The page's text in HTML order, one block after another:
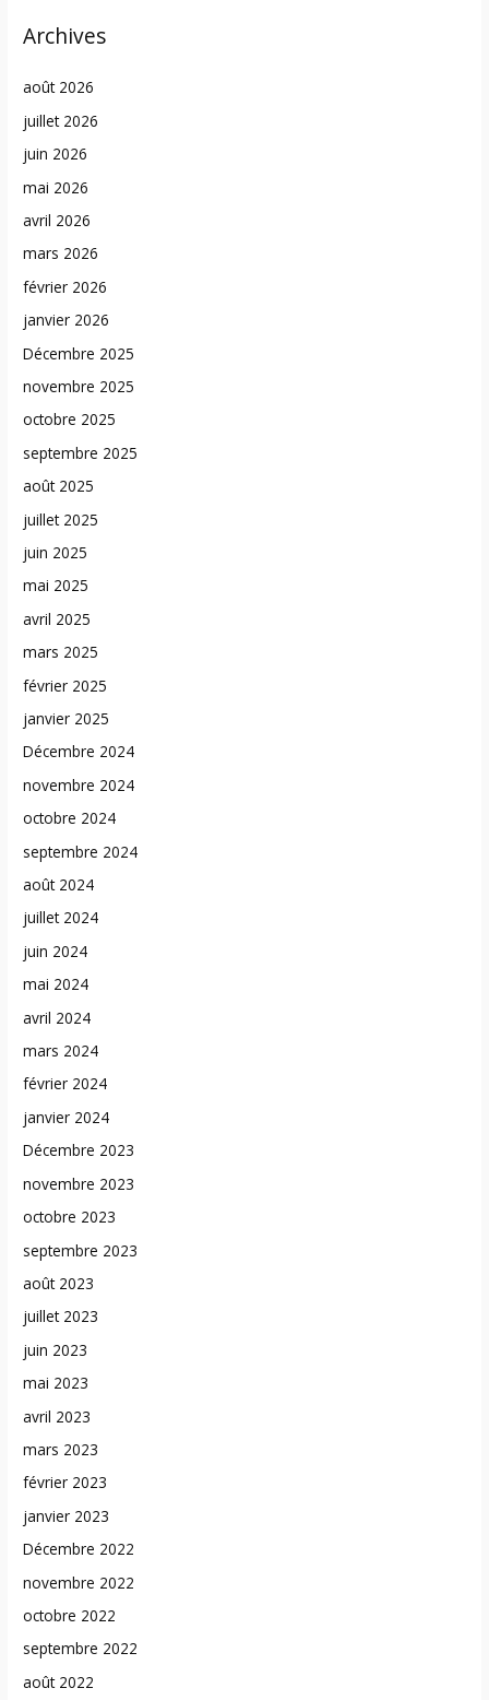
Archives
août 2026
juillet 2026
juin 2026
mai 2026
avril 2026
mars 2026
février 2026
janvier 2026
Décembre 2025
novembre 2025
octobre 2025
septembre 2025
août 2025
juillet 2025
juin 2025
mai 2025
avril 2025
mars 2025
février 2025
janvier 2025
Décembre 2024
novembre 2024
octobre 2024
septembre 2024
août 2024
juillet 2024
juin 2024
mai 2024
avril 2024
mars 2024
février 2024
janvier 2024
Décembre 2023
novembre 2023
octobre 2023
septembre 2023
août 2023
juillet 2023
juin 2023
mai 2023
avril 2023
mars 2023
février 2023
janvier 2023
Décembre 2022
novembre 2022
octobre 2022
septembre 2022
août 2022